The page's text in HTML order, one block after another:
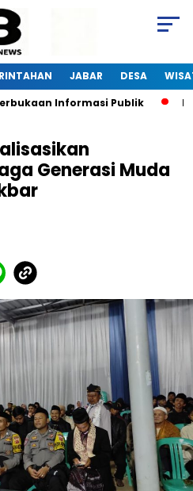
JABAR DESA
Informasi Publik
Generasi Muda